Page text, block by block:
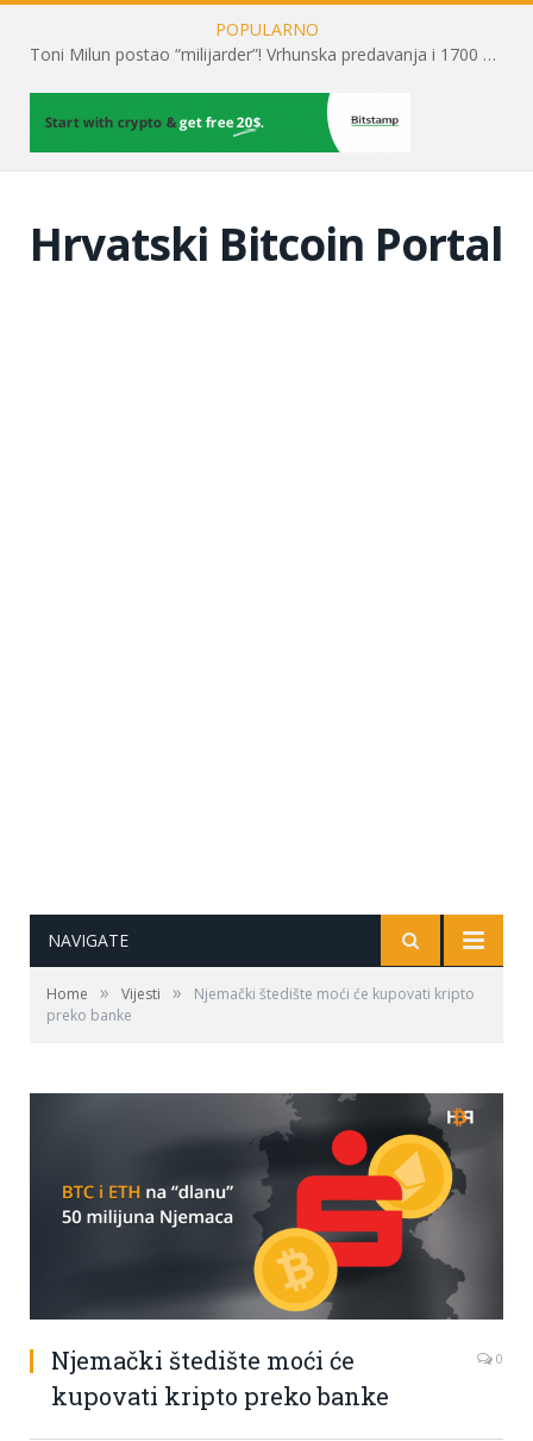
POPULARNO
Toni Milun postao “milijarder”! Vrhunska predavanja i 1700 posjetitelja obilježili su mjesec financijske pismenosti
Hrvatski Bitcoin Portal
NAVIGATE
Home » Vijesti »
Njemački štedište moći će kupovati kripto
preko banke
Njemački štedište moći će
kupovati kripto preko banke
0